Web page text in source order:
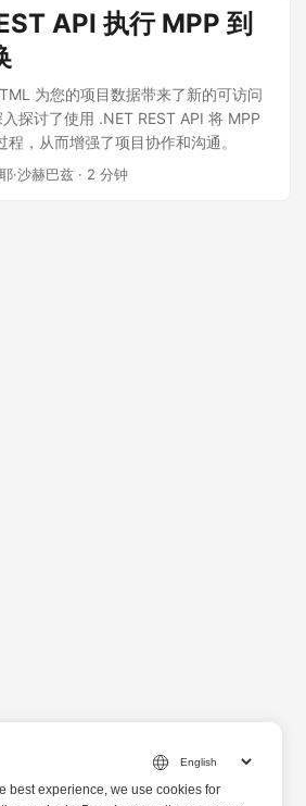
API 执行 MPP 到
为您的项目数据带来了新的可访问
探讨了使用 .NET REST API 将 MPP
，从而增强了项目协作和沟通。
·沙赫巴兹 · 2 分钟
best experience, we use cookies for